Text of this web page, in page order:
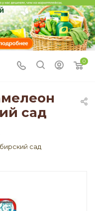
0
сад
сад